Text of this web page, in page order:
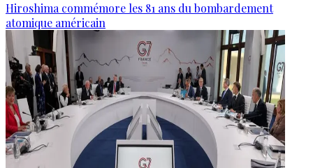
Hiroshima commémore les 81 ans du bombardement
atomique américain